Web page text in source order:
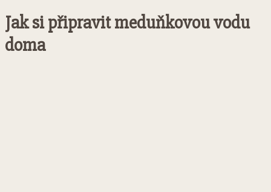
Jak si připravit meduňkovou vodu
doma